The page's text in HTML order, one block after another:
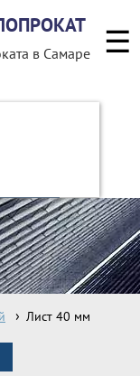
в Самаре
Лист 40 мм
☰